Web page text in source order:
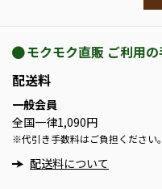
モクモク直販 ご利用の
配送料
一般会員
全国一律1,090円
※代引き手数料はご負担ください。
配送料について